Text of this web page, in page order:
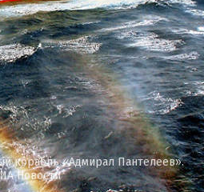
корабль «Адмирал Пантелеев».
Новости